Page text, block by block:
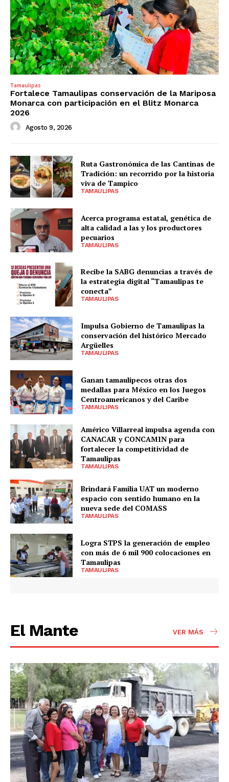
Tamaulipas
Fortalece Tamaulipas conservación de la Mariposa
Monarca con participación en el Blitz Monarca
2026
Agosto 9, 2026
Ruta Gastronómica de las Cantinas de
Tradición: un recorrido por la historia
viva de Tampico
TAMAULIPAS
Acerca programa estatal, genética de
alta calidad a las y los productores
pecuarios
TAMAULIPAS
Recibe la SABG denuncias a través de
la estrategia digital “Tamaulipas te
conecta”
TAMAULIPAS
Impulsa Gobierno de Tamaulipas la
conservación del histórico Mercado
Argüelles
TAMAULIPAS
Ganan tamaulipecos otras dos
medallas para México en los Juegos
Centroamericanos y del Caribe
TAMAULIPAS
Américo Villarreal impulsa agenda con
CANACAR y CONCAMIN para
fortalecer la competitividad de
Tamaulipas
TAMAULIPAS
Brindará Familia UAT un moderno
espacio con sentido humano en la
nueva sede del COMASS
TAMAULIPAS
Logra STPS la generación de empleo
con más de 6 mil 900 colocaciones en
Tamaulipas
TAMAULIPAS
El Mante VER MÁS